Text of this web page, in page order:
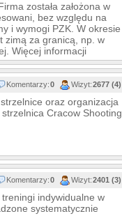
została założona w
bez względu na
i wymogi PZK. W okresie
zimą za granicą, np. w
Więcej informacji
Komentarzy:0 Wizyt:2677 (4)
oraz organizacja
Cracow Shooting
Komentarzy:0 Wizyt:2401 (3)
indywidualne w
systematycznie